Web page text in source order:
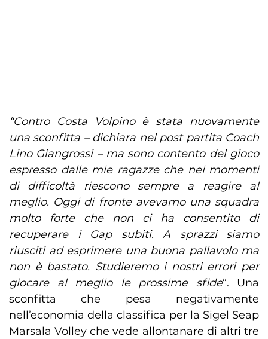
“Contro Costa Volpino è stata nuovamente
una sconfitta – dichiara nel post partita Coach
Lino Giangrossi – ma sono contento del gioco
espresso dalle mie ragazze che nei momenti
di difficoltà riescono sempre a reagire al
meglio. Oggi di fronte avevamo una squadra
molto forte che non ci ha consentito di
recuperare i Gap subiti. A sprazzi siamo
riusciti ad esprimere una buona pallavolo ma
non è bastato. Studieremo i nostri errori per
giocare al meglio le prossime sfide“. Una
sconfitta che pesa negativamente
nell’economia della classifica per la Sigel Seap
Marsala Volley che vede allontanare di altri tre